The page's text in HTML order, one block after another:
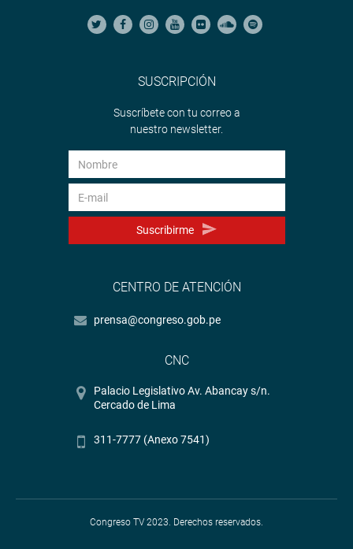
SUSCRIPCIÓN
Suscríbete con tu correo a
nuestro newsletter.
Suscribirme
CENTRO DE ATENCIÓN
prensa@congreso.gob.pe
CNC
Palacio Legislativo Av. Abancay s/n.
Cercado de Lima
311-7777 (Anexo 7541)
Congreso TV 2023. Derechos reservados.